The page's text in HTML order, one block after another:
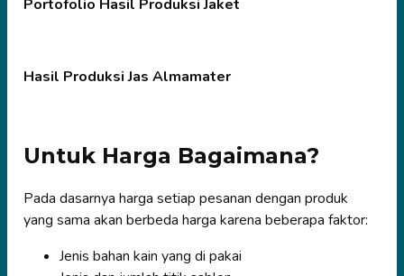
Portofolio Hasil Produksi Jaket
Hasil Produksi Jas Almamater
Untuk Harga Bagaimana?
Pada dasarnya harga setiap pesanan dengan produk
yang sama akan berbeda harga karena beberapa faktor:
Jenis bahan kain yang di pakai